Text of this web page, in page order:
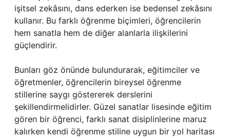
işitsel zekâsını, dans ederken ise bedensel zekâsını
kullanır. Bu farklı öğrenme biçimleri, öğrencilerin
hem sanatla hem de diğer alanlarla ilişkilerini
güçlendirir.
Bunları göz önünde bulundurarak, eğitimciler ve
öğretmenler, öğrencilerin bireysel öğrenme
stillerine saygı göstererek derslerini
şekillendirmelidirler. Güzel sanatlar lisesinde eğitim
gören bir öğrenci, farklı sanat disiplinlerine maruz
kalırken kendi öğrenme stiline uygun bir yol haritası